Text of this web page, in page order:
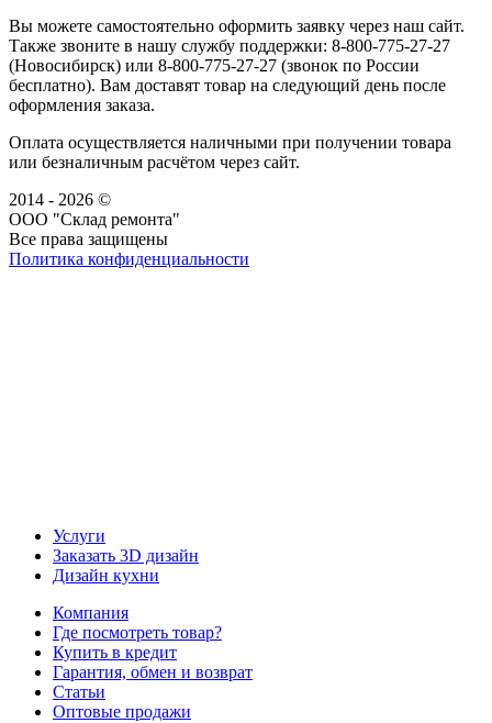
Вы можете самостоятельно оформить заявку через наш сайт.
Также звоните в нашу службу поддержки: 8-800-775-27-27
(Новосибирск) или 8-800-775-27-27 (звонок по России
бесплатно). Вам доставят товар на следующий день после
оформления заказа.
Оплата осуществляется наличными при получении товара
или безналичным расчётом через сайт.
2014 - 2026 ©
ООО "Склад ремонта"
Все права защищены
Политика конфиденциальности
Услуги
Заказать 3D дизайн
Дизайн кухни
Компания
Где посмотреть товар?
Купить в кредит
Гарантия, обмен и возврат
Статьи
Оптовые продажи